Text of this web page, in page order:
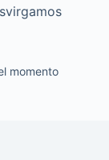
momento